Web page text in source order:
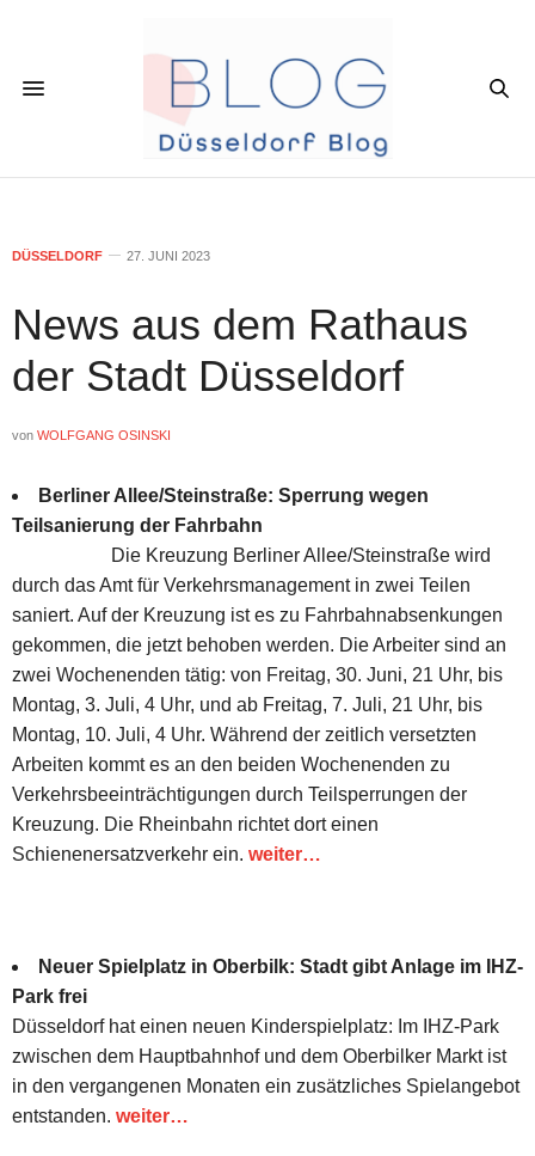
DÜSSELDORF 27. JUNI 2023
News aus dem Rathaus
der Stadt Düsseldorf
von WOLFGANG OSINSKI
Berliner Allee/Steinstraße: Sperrung wegen
Teilsanierung der Fahrbahn
Die Kreuzung Berliner Allee/Steinstraße wird
durch das Amt für Verkehrsmanagement in zwei Teilen
saniert. Auf der Kreuzung ist es zu Fahrbahnabsenkungen
gekommen, die jetzt behoben werden. Die Arbeiter sind an
zwei Wochenenden tätig: von Freitag, 30. Juni, 21 Uhr, bis
Montag, 3. Juli, 4 Uhr, und ab Freitag, 7. Juli, 21 Uhr, bis
Montag, 10. Juli, 4 Uhr. Während der zeitlich versetzten
Arbeiten kommt es an den beiden Wochenenden zu
Verkehrsbeeinträchtigungen durch Teilsperrungen der
Kreuzung. Die Rheinbahn richtet dort einen
Schienenersatzverkehr ein. weiter…
Neuer Spielplatz in Oberbilk: Stadt gibt Anlage im IHZ-
Park frei
Düsseldorf hat einen neuen Kinderspielplatz: Im IHZ-Park
zwischen dem Hauptbahnhof und dem Oberbilker Markt ist
in den vergangenen Monaten ein zusätzliches Spielangebot
entstanden. weiter…